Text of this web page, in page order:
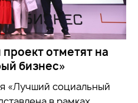
отметят на
бизнес»
«Лучший социальный